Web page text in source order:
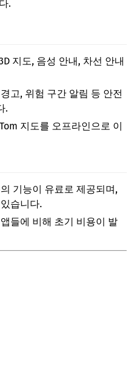
.
지도, 음성 안내, 차선 안내
고, 위험 구간 알림 등 안전
.
지도를 오프라인으로 이
기능이 유료로 제공되며,
습니다.
들에 비해 초기 비용이 발